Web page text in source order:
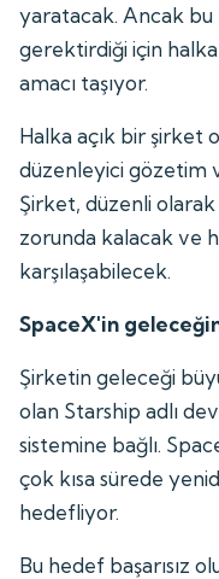
yaratacak. Ancak
gerektirdiği için
amacı taşıyor.
Halka açık bir şirket
düzenleyici gözetim
Şirket, düzenli
zorunda kalacak ve
karşılaşabilecek.
SpaceX'in
Şirketin geleceği
olan Starship adlı
sistemine bağlı.
çok kısa sürede
hedefliyor.
Bu hedef başarısız